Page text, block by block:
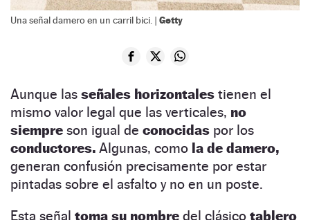
Una señal damero en un carril bici. | Getty
Aunque las señales horizontales tienen el
mismo valor legal que las verticales, no
siempre son igual de conocidas por los
conductores. Algunas, como la de damero,
generan confusión precisamente por estar
pintadas sobre el asfalto y no en un poste.
Esta señal toma su nombre del clásico tablero